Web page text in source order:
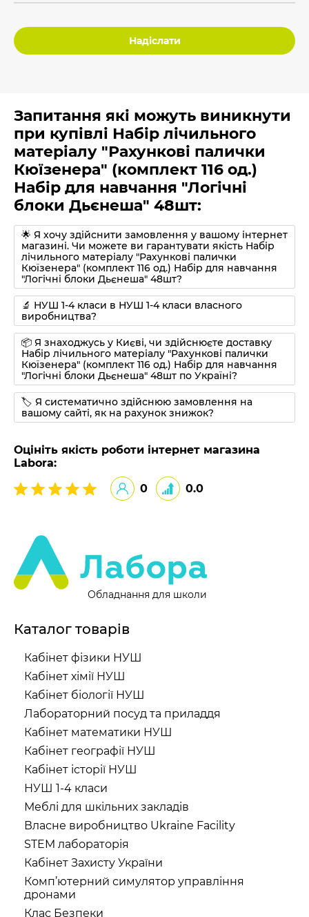
Надіслати
Запитання які можуть виникнути
при купівлі Набір лічильного
матеріалу "Рахункові палички
Кюїзенера" (комплект 116 од.)
Набір для навчання "Логічні
блоки Дьєнеша" 48шт:
🌟 Я хочу здійснити замовлення у вашому інтернет
магазині. Чи можете ви гарантувати якість Набір
лічильного матеріалу "Рахункові палички
Кюїзенера" (комплект 116 од.) Набір для навчання
"Логічні блоки Дьєнеша" 48шт?
🔬 НУШ 1-4 класи в НУШ 1-4 класи власного
виробництва?
📦 Я знаходжусь у Києві, чи здійснюєте доставку
Набір лічильного матеріалу "Рахункові палички
Кюїзенера" (комплект 116 од.) Набір для навчання
"Логічні блоки Дьєнеша" 48шт по Україні?
🏷 Я систематично здійснюю замовлення на
вашому сайті, як на рахунок знижок?
Оцініть якість роботи інтернет магазина
Labora:
0
0.0
Обладнання для школи
Каталог товарів
Кабінет фізики НУШ
Кабінет хімії НУШ
Кабінет біології НУШ
Лабораторний посуд та приладдя
Кабінет математики НУШ
Кабінет географії НУШ
Кабінет історії НУШ
НУШ 1-4 класи
Меблі для шкільних закладів
Власне виробництво Ukraine Facility
STEM лабораторія
Кабінет Захисту України
Комп’ютерний симулятор управління
дронами
Клас Безпеки